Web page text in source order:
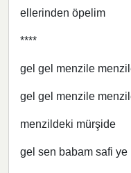
ellerinden öpelim
****
gel gel menzile
gel gel menzile
menzildeki mürşide
gel sen babam safi ye